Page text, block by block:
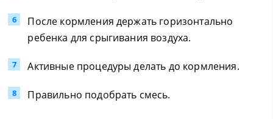
После кормления держать горизонтально
ребенка для срыгивания воздуха.
Активные процедуры делать до кормления.
Правильно подобрать смесь.